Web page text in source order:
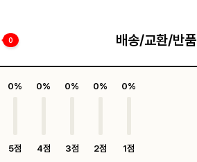
0 배송/교환/반품
0%
5점
0%
4점
0%
3점
0%
2점
0%
1점